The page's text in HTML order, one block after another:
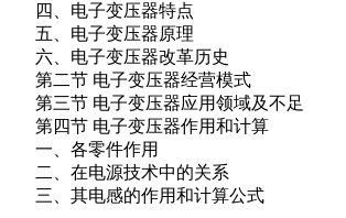
四、电子变压器特点
五、电子变压器原理
六、电子变压器改革历史
第二节 电子变压器经营模式
第三节 电子变压器应用领域及不足
第四节 电子变压器作用和计算
一、各零件作用
二、在电源技术中的关系
三、其电感的作用和计算公式